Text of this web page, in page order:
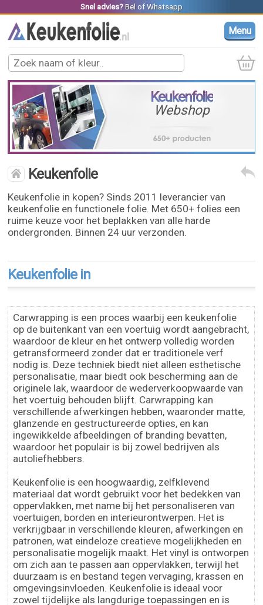
Snel advies? Belof Whatsapp
Menu
Keukenfolie
Webshop
Keukenfolie
Keukenfolie in kopen? Sinds 2011 leverancier van
keukenfolie en functionele folie. Met 650+ folies een
ruime keuze voor het beplakken van alle harde
ondergronden. Binnen 24 uur verzonden.
Keukenfolie in
Carwrapping is een proces waarbij een keukenfolie
op de buitenkant van een voertuig wordt aangebracht,
waardoor de kleur en het ontwerp volledig worden
getransformeerd zonder dat er traditionele verf
nodig is. Deze techniek biedt niet alleen esthetische
personalisatie, maar biedt ook bescherming aan de
originele lak, waardoor de wederverkoopwaarde van
het voertuig behouden blijft. Carwrapping kan
verschillende afwerkingen hebben, waaronder matte,
glanzende en gestructureerde opties, en kan
ingewikkelde afbeeldingen of branding bevatten,
waardoor het populair is bij zowel bedrijven als
autoliefhebbers.
Keukenfolie is een hoogwaardig, zelfklevend
materiaal dat wordt gebruikt voor het bedekken van
oppervlakken, met name bij het personaliseren van
voertuigen, borden en interieurontwerpen. Het is
verkrijgbaar in verschillende kleuren, afwerkingen en
patronen, wat eindeloze creatieve mogelijkheden en
personalisatie mogelijk maakt. Het vinyl is ontworpen
om zich aan te passen aan oppervlakken, terwijl het
duurzaam is en bestand tegen vervaging, krassen en
omgevingsinvloeden. Keukenfolie is ideaal voor
zowel tijdelijke als langdurige toepassingen en is